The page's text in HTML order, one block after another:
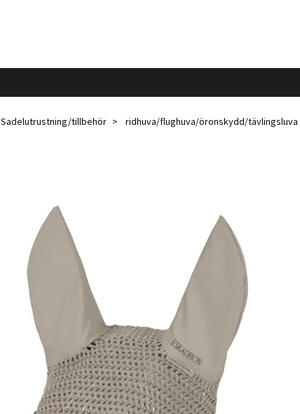
Sadelutrustning/tillbehör ridhuva/flughuva/öronskydd/tävlingsluva